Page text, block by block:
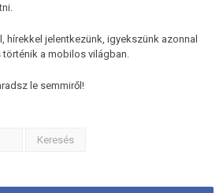
hírekkel jelentkezünk, igyekszünk azonnal
a mobilos világban.
le semmiről!